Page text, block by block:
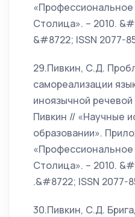
«Профессиональное
Столица». – 2010.
&#8722; ISSN 2077-
29.Пивкин, С.Д.
самореализации
иноязычной
Пивкин // «Научные
образовании».
«Профессиональное
Столица». – 2010.
.&#8722; ISSN 2077-
30.Пивкин, С.Д.